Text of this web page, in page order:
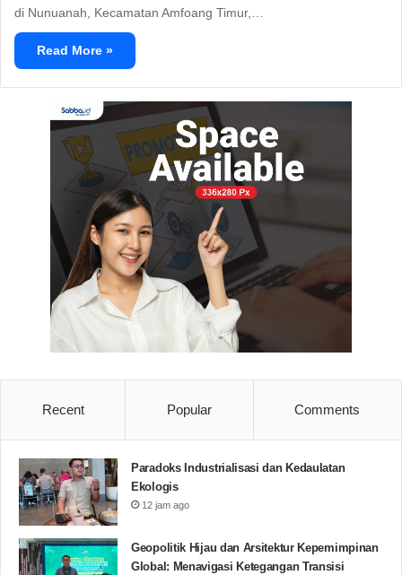
di Nunuanah, Kecamatan Amfoang Timur,…
Read More »
Recent Popular Comments
Paradoks Industrialisasi dan Kedaulatan
Ekologis
12 jam ago
Geopolitik Hijau dan Arsitektur Kepemimpinan
Global: Menavigasi Ketegangan Transisi